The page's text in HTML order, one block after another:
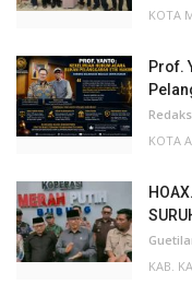
KOTA
Prof.
KOTA
KAB.